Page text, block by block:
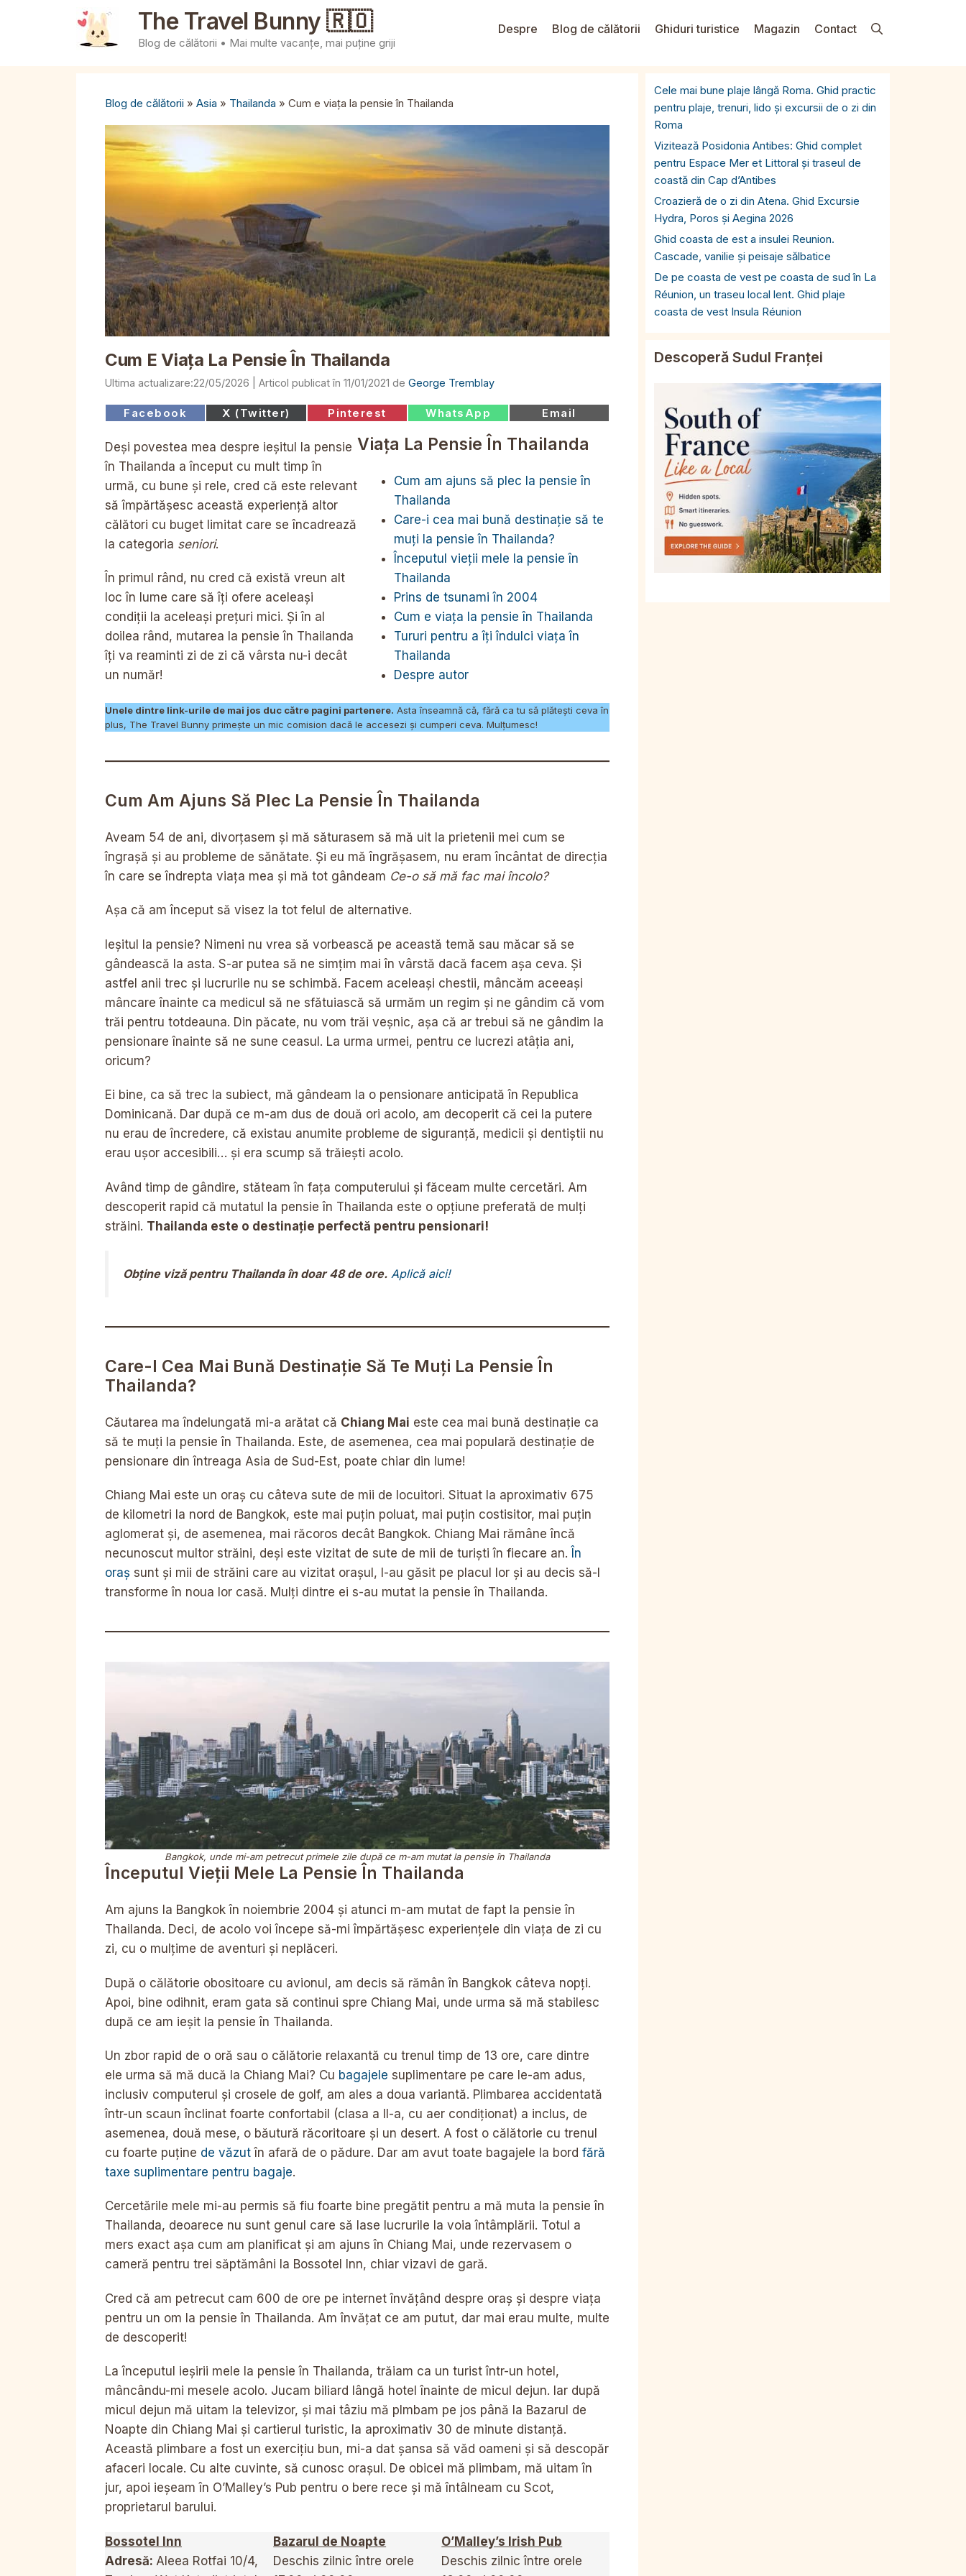
The Travel Bunny 🇷🇴
Blog de călătorii • Mai multe vacanțe, mai puține griji
Despre Blog de călătorii Ghiduri turistice Magazin Contact
Blog de călătorii » Asia » Thailanda » Cum e viața la pensie în Thailanda
Cum E Viața La Pensie În Thailanda
22/05/2026 11/01/2021 de George Tremblay
Share
on
Facebook Share
on
X (Twitter) Share
on
Pinterest Share
on
WhatsApp Share
on
Email
Deși povestea mea despre ieșitul la pensie
în Thailanda a început cu mult timp în
urmă, cu bune și rele, cred că este relevant
să împărtășesc această experiență altor
călători cu buget limitat care se încadrează
la categoria seniori.
În primul rând, nu cred că există vreun alt
loc în lume care să îți ofere aceleași
condiții la aceleași prețuri mici. Și în al
doilea rând, mutarea la pensie în Thailanda
îți va reaminti zi de zi că vârsta nu-i decât
un număr!
Viața La Pensie În Thailanda
Cum am ajuns să plec la pensie în
Thailanda
Care-i cea mai bună destinație să te
muți la pensie în Thailanda?
Începutul vieții mele la pensie în
Thailanda
Prins de tsunami în 2004
Cum e viața la pensie în Thailanda
Tururi pentru a îți îndulci viața în
Thailanda
Despre autor
Unele dintre link-urile de mai jos duc către pagini partenere. Asta înseamnă că, fără ca tu să plătești ceva în
plus, The Travel Bunny primește un mic comision dacă le accesezi și cumperi ceva. Mulțumesc!
Cum Am Ajuns Să Plec La Pensie În Thailanda
Aveam 54 de ani, divorțasem și mă săturasem să mă uit la prietenii mei cum se
îngrașă și au probleme de sănătate. Și eu mă îngrășasem, nu eram încântat de direcția
în care se îndrepta viața mea și mă tot gândeam Ce-o să mă fac mai încolo?
Așa că am început să visez la tot felul de alternative.
Ieșitul la pensie? Nimeni nu vrea să vorbească pe această temă sau măcar să se
gândească la asta. S-ar putea să ne simțim mai în vârstă dacă facem așa ceva. Și
astfel anii trec și lucrurile nu se schimbă. Facem aceleași chestii, mâncăm aceeași
mâncare înainte ca medicul să ne sfătuiască să urmăm un regim și ne gândim că vom
trăi pentru totdeauna. Din păcate, nu vom trăi veșnic, așa că ar trebui să ne gândim la
pensionare înainte să ne sune ceasul. La urma urmei, pentru ce lucrezi atâția ani,
oricum?
Ei bine, ca să trec la subiect, mă gândeam la o pensionare anticipată în Republica
Dominicană. Dar după ce m-am dus de două ori acolo, am decoperit că cei la putere
nu erau de încredere, că existau anumite probleme de siguranță, medicii și dentiștii nu
erau ușor accesibili… și era scump să trăiești acolo.
Având timp de gândire, stăteam în fața computerului și făceam multe cercetări. Am
descoperit rapid că mutatul la pensie în Thailanda este o opțiune preferată de mulți
străini. Thailanda este o destinație perfectă pentru pensionari!
Obține viză pentru Thailanda în doar 48 de ore. Aplică aici!
Care-I Cea Mai Bună Destinație Să Te Muți La Pensie În
Thailanda?
Căutarea ma îndelungată mi-a arătat că Chiang Mai este cea mai bună destinație ca
să te muți la pensie în Thailanda. Este, de asemenea, cea mai populară destinație de
pensionare din întreaga Asia de Sud-Est, poate chiar din lume!
Chiang Mai este un oraș cu câteva sute de mii de locuitori. Situat la aproximativ 675
de kilometri la nord de Bangkok, este mai puțin poluat, mai puțin costisitor, mai puțin
aglomerat și, de asemenea, mai răcoros decât Bangkok. Chiang Mai rămâne încă
necunoscut multor străini, deși este vizitat de sute de mii de turiști în fiecare an. În
oraș sunt și mii de străini care au vizitat orașul, l-au găsit pe placul lor și au decis să-l
transforme în noua lor casă. Mulți dintre ei s-au mutat la pensie în Thailanda.
Bangkok, unde mi-am petrecut primele zile după ce m-am mutat la pensie în Thailanda
Începutul Vieții Mele La Pensie În Thailanda
Am ajuns la Bangkok în noiembrie 2004 și atunci m-am mutat de fapt la pensie în
Thailanda. Deci, de acolo voi începe să-mi împărtășesc experiențele din viața de zi cu
zi, cu o mulțime de aventuri și neplăceri.
După o călătorie obositoare cu avionul, am decis să rămân în Bangkok câteva nopți.
Apoi, bine odihnit, eram gata să continui spre Chiang Mai, unde urma să mă stabilesc
după ce am ieșit la pensie în Thailanda.
Un zbor rapid de o oră sau o călătorie relaxantă cu trenul timp de 13 ore, care dintre
ele urma să mă ducă la Chiang Mai? Cu bagajele suplimentare pe care le-am adus,
inclusiv computerul și crosele de golf, am ales a doua variantă. Plimbarea accidentată
într-un scaun înclinat foarte confortabil (clasa a II-a, cu aer condiționat) a inclus, de
asemenea, două mese, o băutură răcoritoare și un desert. A fost o călătorie cu trenul
cu foarte puține de văzut în afară de o pădure. Dar am avut toate bagajele la bord fără
taxe suplimentare pentru bagaje.
Cercetările mele mi-au permis să fiu foarte bine pregătit pentru a mă muta la pensie în
Thailanda, deoarece nu sunt genul care să lase lucrurile la voia întâmplării. Totul a
mers exact așa cum am planificat și am ajuns în Chiang Mai, unde rezervasem o
cameră pentru trei săptămâni la Bossotel Inn, chiar vizavi de gară.
Cred că am petrecut cam 600 de ore pe internet învățând despre oraș și despre viața
pentru un om la pensie în Thailanda. Am învățat ce am putut, dar mai erau multe, multe
de descoperit!
La începutul ieșirii mele la pensie în Thailanda, trăiam ca un turist într-un hotel,
mâncându-mi mesele acolo. Jucam biliard lângă hotel înainte de micul dejun. Iar după
micul dejun mă uitam la televizor, și mai tâziu mă plmbam pe jos până la Bazarul de
Noapte din Chiang Mai și cartierul turistic, la aproximativ 30 de minute distanță.
Această plimbare a fost un exercițiu bun, mi-a dat șansa să văd oameni și să descopăr
afaceri locale. Cu alte cuvinte, să cunosc orașul. De obicei mă plimbam, mă uitam în
jur, apoi ieșeam în O’Malley’s Pub pentru o bere rece și mă întâlneam cu Scot,
proprietarul barului.
Bossotel Inn
Adresă: Aleea Rotfai 10/4,
Bazarul de Noapte
Deschis zilnic între orele
O’Malley’s Irish Pub
Deschis zilnic între orele
Cele mai bune plaje lângă Roma. Ghid practic
pentru plaje, trenuri, lido și excursii de o zi din
Roma
Vizitează Posidonia Antibes: Ghid complet
pentru Espace Mer et Littoral și traseul de
coastă din Cap d’Antibes
Croazieră de o zi din Atena. Ghid Excursie
Hydra, Poros și Aegina 2026
Ghid coasta de est a insulei Reunion.
Cascade, vanilie și peisaje sălbatice
De pe coasta de vest pe coasta de sud în La
Réunion, un traseu local lent. Ghid plaje
coasta de vest Insula Réunion
Descoperă Sudul Franței